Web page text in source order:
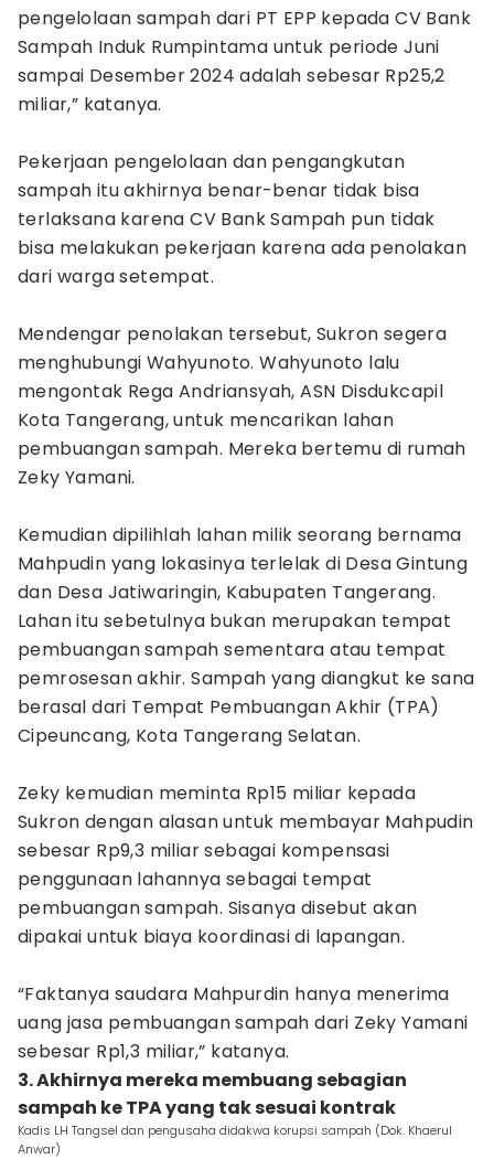
pengelolaan sampah dari PT EPP kepada CV Bank
Sampah Induk Rumpintama untuk periode Juni
sampai Desember 2024 adalah sebesar Rp25,2
miliar,” katanya.
Pekerjaan pengelolaan dan pengangkutan
sampah itu akhirnya benar-benar tidak bisa
terlaksana karena CV Bank Sampah pun tidak
bisa melakukan pekerjaan karena ada penolakan
dari warga setempat.
Mendengar penolakan tersebut, Sukron segera
menghubungi Wahyunoto. Wahyunoto lalu
mengontak Rega Andriansyah, ASN Disdukcapil
Kota Tangerang, untuk mencarikan lahan
pembuangan sampah. Mereka bertemu di rumah
Zeky Yamani.
Kemudian dipilihlah lahan milik seorang bernama
Mahpudin yang lokasinya terlelak di Desa Gintung
dan Desa Jatiwaringin, Kabupaten Tangerang.
Lahan itu sebetulnya bukan merupakan tempat
pembuangan sampah sementara atau tempat
pemrosesan akhir. Sampah yang diangkut ke sana
berasal dari Tempat Pembuangan Akhir (TPA)
Cipeuncang, Kota Tangerang Selatan.
Zeky kemudian meminta Rp15 miliar kepada
Sukron dengan alasan untuk membayar Mahpudin
sebesar Rp9,3 miliar sebagai kompensasi
penggunaan lahannya sebagai tempat
pembuangan sampah. Sisanya disebut akan
dipakai untuk biaya koordinasi di lapangan.
“Faktanya saudara Mahpurdin hanya menerima
uang jasa pembuangan sampah dari Zeky Yamani
sebesar Rp1,3 miliar,” katanya.
3. Akhirnya mereka membuang sebagian
sampah ke TPA yang tak sesuai kontrak
Kadis LH Tangsel dan pengusaha didakwa korupsi sampah (Dok. Khaerul
Anwar)